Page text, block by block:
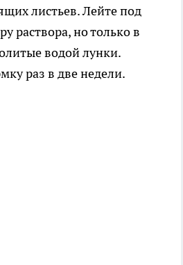
листьев. Лейте под
раствора, но только в
водой лунки.
раз в две недели.